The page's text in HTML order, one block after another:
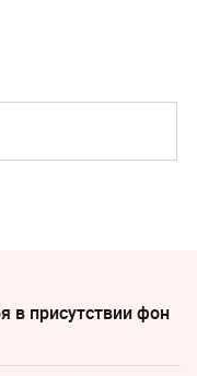
в присутствии фон